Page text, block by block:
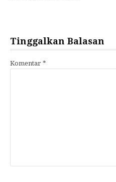
Tinggalkan Balasan
Komentar *